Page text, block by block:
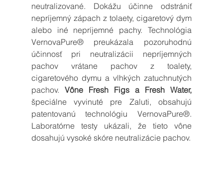
neutralizované. Dokážu účinne odstrániť
nepríjemný zápach z tolaety, cigaretový dym
alebo iné nepríjemné pachy. Technológia
VernovaPure® preukázala pozoruhodnú
účinnosť pri neutralizácii nepríjemných
pachov vrátane pachov z toalety,
cigaretového dymu a vlhkých zatuchnutých
pachov.
špeciálne vyvinuté pre Zaluti, obsahujú
patentovanú technológiu VernovaPure®.
Laboratórne testy ukázali, že tieto vône